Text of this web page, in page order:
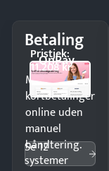
Betaling
OnPay
Pristjek:
11.208 kr
Modtag
kortbetalinger
online uden
manuel
håndtering.
Se 12
systemer